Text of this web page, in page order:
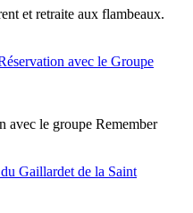
et retraite aux flambeaux.
avec le Groupe
avec le groupe Remember
Gaillardet de la Saint